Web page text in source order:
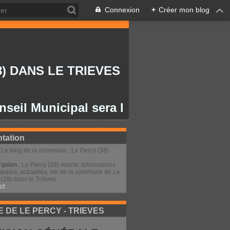
Connexion + Créer mon blog
DANS LE TRIEVES
sera le lundi 27/07/2026 à
Le blog de la commune : Le Percy (38)
: Le Percy (38) mairie: Informations
actualités, vie de la commune de Le
dans le Trièves.
DE LE PERCY - TRIEVES